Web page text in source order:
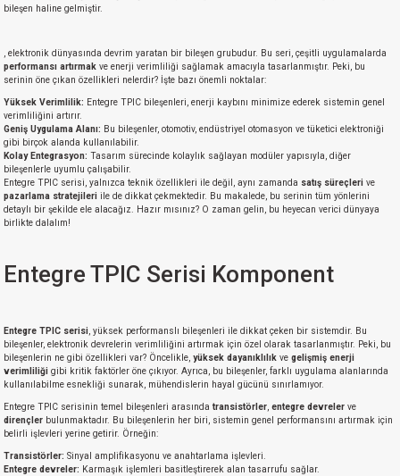
bileşen haline gelmiştir.
, elektronik dünyasında devrim yaratan bir bileşen grubudur. Bu seri, çeşitli uygulamalarda
performansı artırmak ve enerji verimliliği sağlamak amacıyla tasarlanmıştır. Peki, bu
serinin öne çıkan özellikleri nelerdir? İşte bazı önemli noktalar:
Yüksek Verimlilik: Entegre TPIC bileşenleri, enerji kaybını minimize ederek sistemin genel
verimliliğini artırır.
Geniş Uygulama Alanı: Bu bileşenler, otomotiv, endüstriyel otomasyon ve tüketici elektroniği
gibi birçok alanda kullanılabilir.
Kolay Entegrasyon: Tasarım sürecinde kolaylık sağlayan modüler yapısıyla, diğer
bileşenlerle uyumlu çalışabilir.
Entegre TPIC serisi, yalnızca teknik özellikleri ile değil, aynı zamanda satış süreçleri ve
pazarlama stratejileri ile de dikkat çekmektedir. Bu makalede, bu serinin tüm yönlerini
detaylı bir şekilde ele alacağız. Hazır mısınız? O zaman gelin, bu heyecan verici dünyaya
birlikte dalalım!
Entegre TPIC Serisi Komponent
Entegre TPIC serisi , yüksek performanslı bileşenleri ile dikkat çeken bir sistemdir. Bu
bileşenler, elektronik devrelerin verimliliğini artırmak için özel olarak tasarlanmıştır. Peki, bu
bileşenlerin ne gibi özellikleri var? Öncelikle, yüksek dayanıklılık ve gelişmiş enerji
verimliliği gibi kritik faktörler öne çıkıyor. Ayrıca, bu bileşenler, farklı uygulama alanlarında
kullanılabilme esnekliği sunarak, mühendislerin hayal gücünü sınırlamıyor.
Entegre TPIC serisinin temel bileşenleri arasında transistörler entegre devreler ve
dirençler bulunmaktadır. Bu bileşenlerin her biri, sistemin genel performansını artırmak için
belirli işlevleri yerine getirir. Örneğin:
Transistörler: Sinyal amplifikasyonu ve anahtarlama işlevleri.
Entegre devreler: Karmaşık işlemleri basitleştirerek alan tasarrufu sağlar.